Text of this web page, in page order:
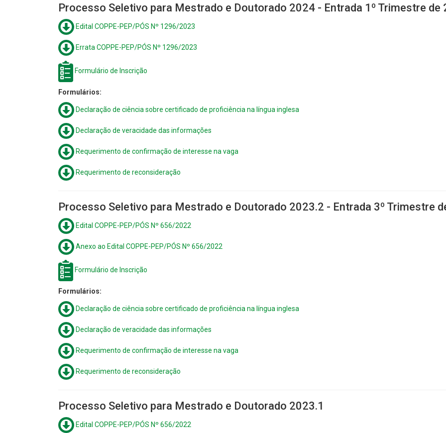
Processo Seletivo para Mestrado e Doutorado 2024 - Entrada 1º Trimestre de
Edital COPPE-PEP/PÓS Nº 1296/2023
Errata COPPE-PEP/PÓS Nº 1296/2023
Formulário de Inscrição
Formulários:
Declaração de ciência sobre certificado de proficiência na língua inglesa
Declaração de veracidade das informações
Requerimento de confirmação de interesse na vaga
Requerimento de reconsideração
Processo Seletivo para Mestrado e Doutorado 2023.2 - Entrada 3º Trimestre
Edital COPPE-PEP/PÓS Nº 656/2022
Anexo ao Edital COPPE-PEP/PÓS Nº 656/2022
Formulário de Inscrição
Formulários:
Declaração de ciência sobre certificado de proficiência na língua inglesa
Declaração de veracidade das informações
Requerimento de confirmação de interesse na vaga
Requerimento de reconsideração
Processo Seletivo para Mestrado e Doutorado 2023.1
Edital COPPE-PEP/PÓS Nº 656/2022